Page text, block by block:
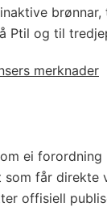
Ptil og til
merknader
ei forordning
som får direkte
offisiell